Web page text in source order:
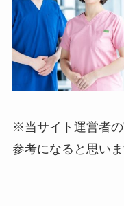
※当サイト運営者
参考になると思いま